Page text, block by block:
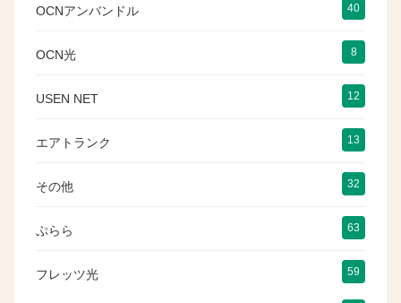
OCNアンバンドル 40
OCN光 8
USEN NET 12
エアトランク 13
その他 32
ぷらら 63
フレッツ光 59